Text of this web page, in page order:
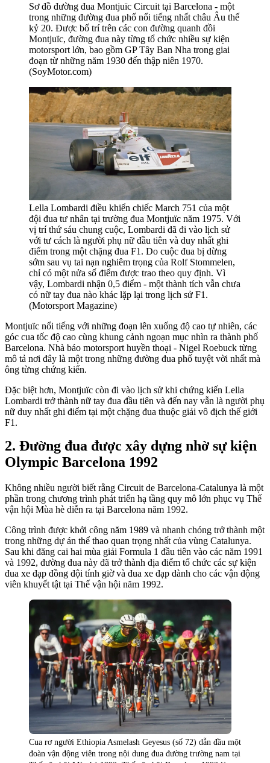
Sơ đồ đường đua Montjuïc Circuit tại Barcelona - một
trong những đường đua phố nổi tiếng nhất châu Âu thế
kỷ 20. Được bố trí trên các con đường quanh đồi
Montjuïc, đường đua này từng tổ chức nhiều sự kiện
motorsport lớn, bao gồm GP Tây Ban Nha trong giai
đoạn từ những năm 1930 đến thập niên 1970.
(SoyMotor.com)
Lella Lombardi điều khiển chiếc March 751 của một
đội đua tư nhân tại trường đua Montjuïc năm 1975. Với
vị trí thứ sáu chung cuộc, Lombardi đã đi vào lịch sử
với tư cách là người phụ nữ đầu tiên và duy nhất ghi
điểm trong một chặng đua F1. Do cuộc đua bị dừng
sớm sau vụ tai nạn nghiêm trọng của Rolf Stommelen,
chỉ có một nửa số điểm được trao theo quy định. Vì
vậy, Lombardi nhận 0,5 điểm - một thành tích vẫn chưa
có nữ tay đua nào khác lặp lại trong lịch sử F1.
(Motorsport Magazine)
Montjuïc nổi tiếng với những đoạn lên xuống độ cao tự nhiên, các
góc cua tốc độ cao cùng khung cảnh ngoạn mục nhìn ra thành phố
Barcelona. Nhà báo motorsport huyền thoại - Nigel Roebuck từng
mô tả nơi đây là một trong những đường đua phố tuyệt vời nhất mà
ông từng chứng kiến.
Đặc biệt hơn, Montjuïc còn đi vào lịch sử khi chứng kiến Lella
Lombardi trở thành nữ tay đua đầu tiên và đến nay vẫn là người phụ
nữ duy nhất ghi điểm tại một chặng đua thuộc giải vô địch thế giới
F1.
Đường đua được xây dựng nhờ sự kiện
Olympic Barcelona 1992
Không nhiều người biết rằng Circuit de Barcelona-Catalunya là một
phần trong chương trình phát triển hạ tầng quy mô lớn phục vụ Thế
vận hội Mùa hè diễn ra tại Barcelona năm 1992.
Công trình được khởi công năm 1989 và nhanh chóng trở thành một
trong những dự án thể thao quan trọng nhất của vùng Catalunya.
Sau khi đăng cai hai mùa giải Formula 1 đầu tiên vào các năm 1991
và 1992, đường đua này đã trở thành địa điểm tổ chức các sự kiện
đua xe đạp đồng đội tính giờ và đua xe đạp dành cho các vận động
viên khuyết tật tại Thế vận hội năm 1992.
Cua rơ người Ethiopia Asmelash Geyesus (số 72) dẫn đầu một
đoàn vận động viên trong nội dung đua đường trường nam tại